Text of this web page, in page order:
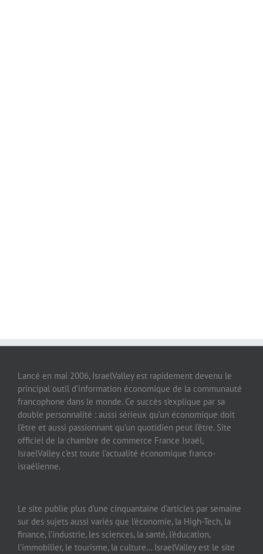
Lancé en mai 2006, IsraelValley est rapidement devenu le
principal outil d’information économique de la communauté
francophone dans le monde. Ce succès s’explique par sa
double personnalité : aussi sérieux qu’un économique doit
l’être et aussi passionnant qu’un quotidien peut l’être. Site
officiel de la chambre de commerce France Israël,
IsraelValley c’est toute l’actualité économique franco-
israélienne.
Le site publie plus d’une cinquantaine d’articles par semaine
sur des sujets aussi variés que l’économie, la High-Tech, la
finance, l’industrie, les sciences, la santé, l’éducation,
l’immobilier, le tourisme, la culture… IsraelValley est le site